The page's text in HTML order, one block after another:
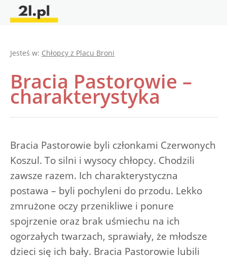
Jesteś w: Chłopcy z Placu Broni
Bracia Pastorowie –
charakterystyka
Bracia Pastorowie byli członkami Czerwonych
Koszul. To silni i wysocy chłopcy. Chodzili
zawsze razem. Ich charakterystyczna
postawa – byli pochyleni do przodu. Lekko
zmrużone oczy przenikliwe i ponure
spojrzenie oraz brak uśmiechu na ich
ogorzałych twarzach, sprawiały, że młodsze
dzieci się ich bały. Bracia Pastorowie lubili